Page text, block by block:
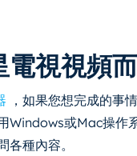
視視頻
，如果您想完成的事
Windows或Mac操作
種內容。